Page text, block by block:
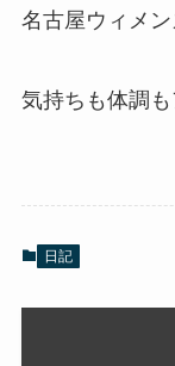
名古屋ウィメン
気持ちも体調も
日記